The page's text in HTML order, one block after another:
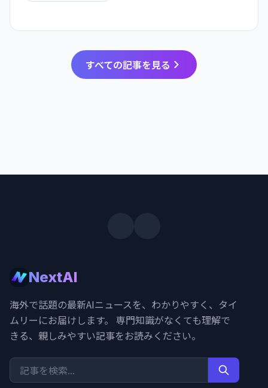
すべての記事を見る
NextAI
海外で話題の最新AIニュースを、わかりやすく、タイ
ムリーにお届けします。 専門知識がなくても理解で
きる、親しみやすい記事をお読みください。